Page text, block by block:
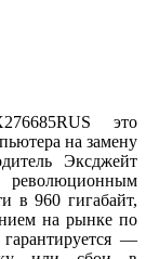
это
на замену
Эксджейт
в 960 гигабайт,
на рынке по
—